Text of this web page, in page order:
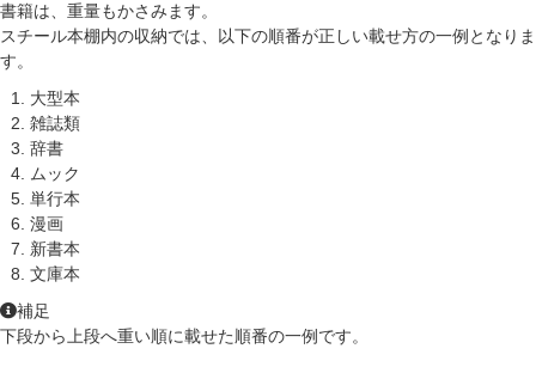
書籍は、重量もかさみます。
スチール本棚内の収納では、以下の順番が正しい載せ方の一例となりま
す。
大型本
雑誌類
辞書
ムック
単行本
漫画
新書本
文庫本
補足
下段から上段へ重い順に載せた順番の一例です。